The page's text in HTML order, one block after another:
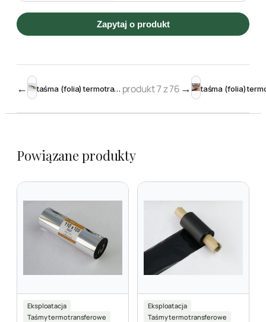
Zapytaj o produkt
← taśma (folia) termotransferowa woskowa 40 mm 74m Black produkt 7 z 76 →
Powiązane produkty
Eksploatacja
Taśmy termotransferowe
Eksploatacja
Taśmy termotransferowe